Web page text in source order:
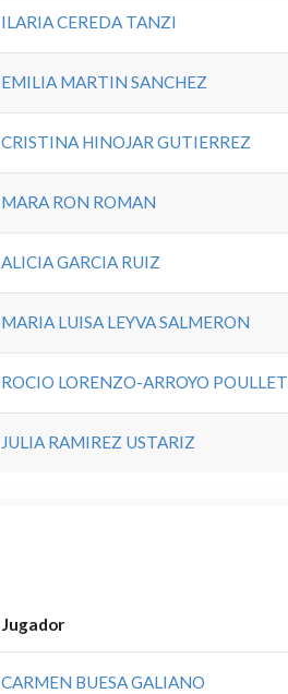
ILARIA CEREDA TANZI
EMILIA MARTIN SANCHEZ
CRISTINA HINOJAR GUTIERREZ
MARA RON ROMAN
ALICIA GARCIA RUIZ
MARIA LUISA LEYVA SALMERON
ROCIO LORENZO-ARROYO POULLET
JULIA RAMIREZ USTARIZ
Jugador
CARMEN BUESA GALIANO